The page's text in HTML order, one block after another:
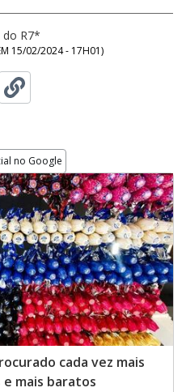
do R7*
15/02/2024 - 17H01)
no Google
cada vez mais
e mais baratos